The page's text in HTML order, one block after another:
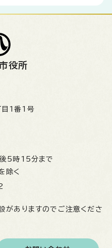
役所
目1番1号
5時15分まで
除く
がありますのでご注意くださ